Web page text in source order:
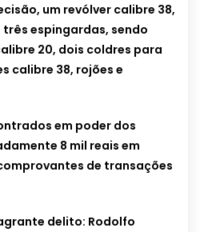
um revólver calibre 38,
espingardas, sendo
20, dois coldres para
calibre 38, rojões e
em poder dos
8 mil reais em
de transações
delito: Rodolfo